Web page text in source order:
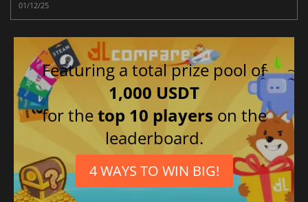
01/12/25
Featuring a total prize pool of
1,000 USDT
for thetop 10 players on the
leaderboard.
4 WAYS TO WIN BIG!